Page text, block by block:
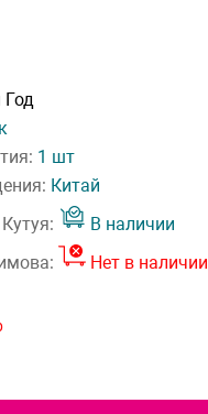
1 шт
Китай
В наличии
Нет в наличии